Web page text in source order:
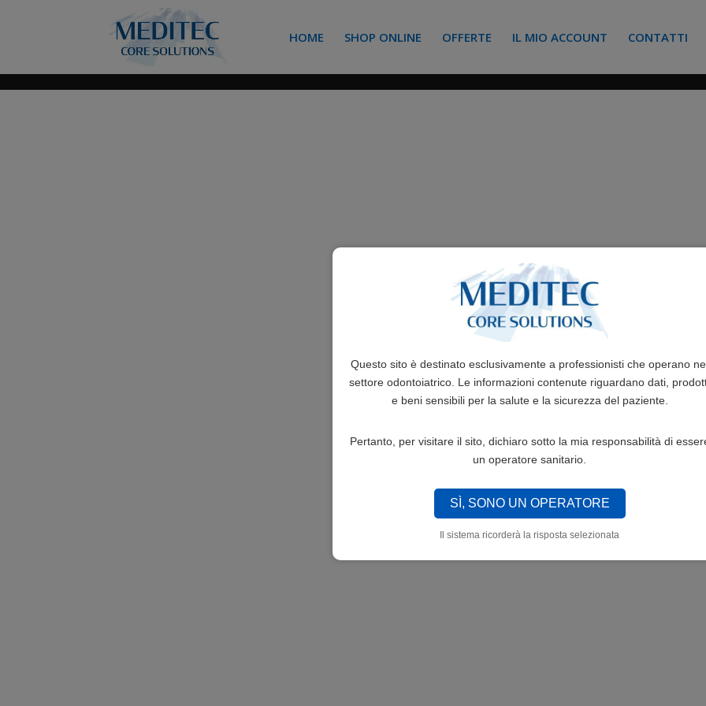
Questo sito è destinato esclusivamente a professionisti che operano
settore odontoiatrico. Le informazioni contenute riguardano dati,
e beni sensibili per la salute e la sicurezza del paziente.
Pertanto, per visitare il sito, dichiaro sotto la mia responsabilità di
un operatore sanitario.
SÌ, SONO UN OPERATORE
Il sistema ricorderà la risposta selezionata
HOME SHOP ONLINE OFFERTE IL MIO ACCOUNT CONTATTI